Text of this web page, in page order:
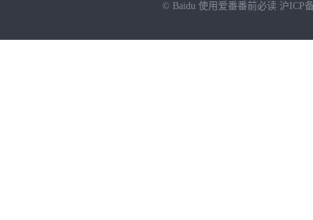
© Baidu 使用爱番番前必读 沪ICP